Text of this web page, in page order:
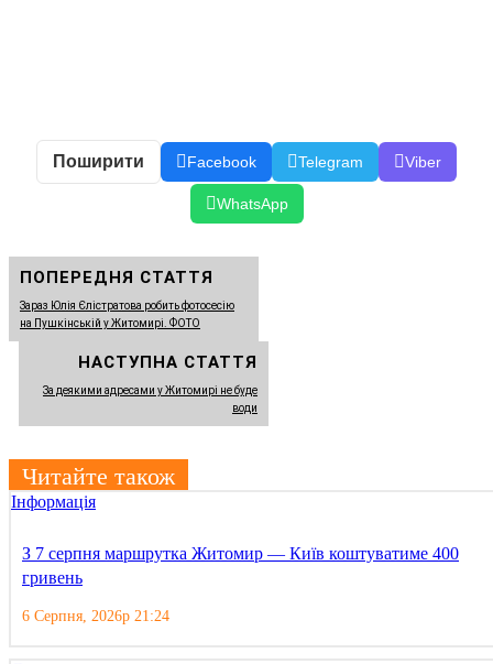
Поширити Facebook Telegram Viber
WhatsApp
ПОПЕРЕДНЯ СТАТТЯ
Зараз Юлія Єлістратова робить фотосесію
на Пушкінській у Житомирі. ФОТО
НАСТУПНА СТАТТЯ
За деякими адресами у Житомирі не буде
води
Читайте також
Інформація
З 7 серпня маршрутка Житомир — Київ коштуватиме 400
гривень
6 Серпня, 2026р 21:24